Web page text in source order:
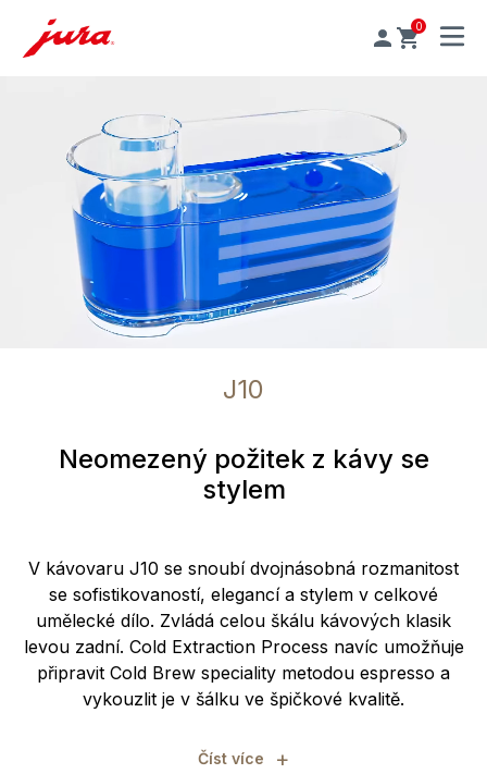
0
MENU
J10
Neomezený požitek z kávy se
stylem
V kávovaru J10 se snoubí dvojnásobná rozmanitost
se sofistikovaností, elegancí a stylem v celkové
umělecké dílo. Zvládá celou škálu kávových klasik
levou zadní. Cold Extraction Process navíc umožňuje
připravit Cold Brew speciality metodou espresso a
vykouzlit je v šálku ve špičkové kvalitě.
Číst více +